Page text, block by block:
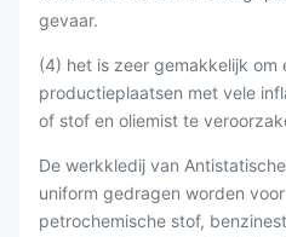
gevaar.
(4) het is zeer gemakkelijk om
productieplaatsen met vele
of stof en oliemist te
De werkkledij van
uniform gedragen worden
petrochemische stof,